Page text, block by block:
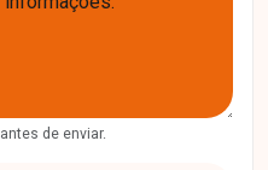
de enviar.